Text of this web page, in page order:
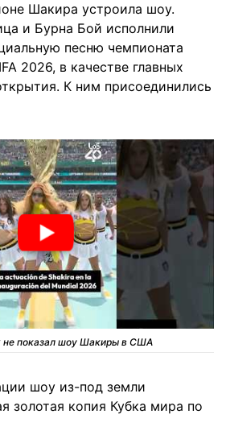
Шакира устроила шоу.
и Бурна Бой исполнили
песню чемпионата
2026, в качестве главных
К ним присоединились
не показал шоу Шакиры в США
шоу из-под земли
золотая копия Кубка мира по